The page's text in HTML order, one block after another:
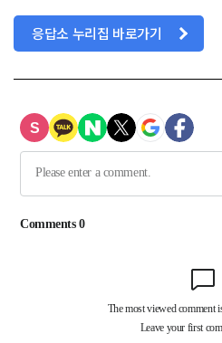
응답소 누리집 바로가기